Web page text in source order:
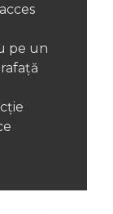
pe un